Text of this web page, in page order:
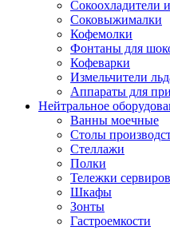
Сокоохладители
Соковыжималки
Кофемолки
Фонтаны для
Кофеварки
Измельчители
Аппараты для
Нейтральное
Ванны моечные
Столы
Стеллажи
Полки
Тележки
Шкафы
Зонты
Гастроемкости